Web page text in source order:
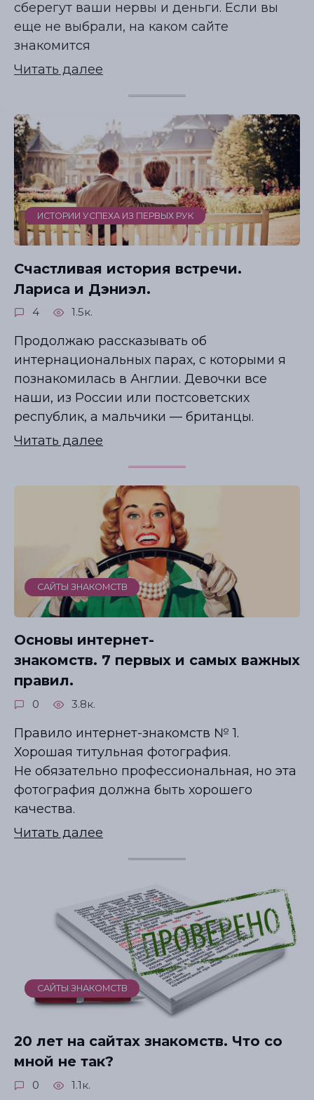
сберегут ваши нервы и деньги. Если вы
еще не выбрали, на каком сайте
знакомится
Читать далее
ИСТОРИИ УСПЕХА ИЗ ПЕРВЫХ РУК
Счастливая история встречи.
Лариса и Дэниэл.
4 1.5к.
Продолжаю рассказывать об
интернациональных парах, с которыми я
познакомилась в Англии. Девочки все
наши, из России или постсоветских
республик, а мальчики — британцы.
Читать далее
САЙТЫ ЗНАКОМСТВ
Основы интернет-
знакомств. 7 первых и самых важных
правил.
0 3.8к.
Правило интернет-знакомств № 1.
Хорошая титульная фотография.
Не обязательно профессиональная, но эта
фотография должна быть хорошего
качества.
Читать далее
САЙТЫ ЗНАКОМСТВ
20 лет на сайтах знакомств. Что со
мной не так?
0 1.1к.
Гид по знакомствам с мужчинами-
СЕКРЕТЫ УСПЕШНЫХ ОНЛАЙН-ЗНАКОМСТВ
Как выбрать лучший сайт?
Как сделать идеальный профиль?
Забрать бесплатно